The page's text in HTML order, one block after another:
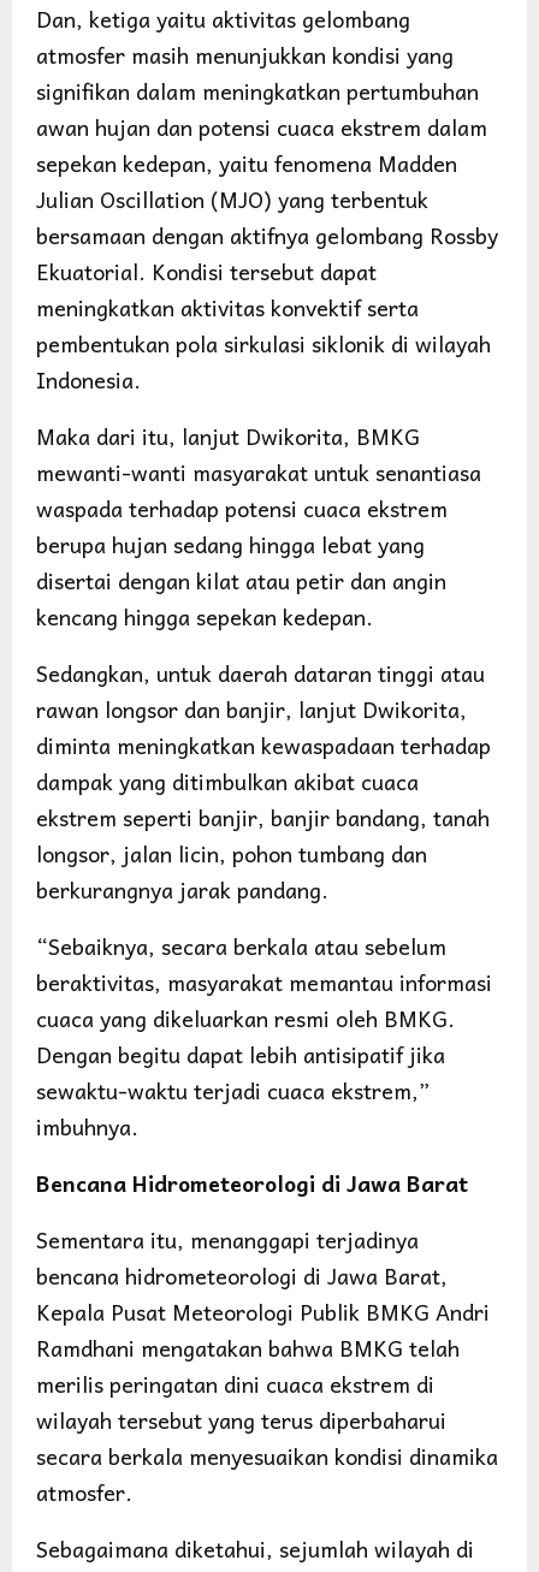
Dan, ketiga yaitu aktivitas gelombang
atmosfer masih menunjukkan kondisi yang
signifikan dalam meningkatkan pertumbuhan
awan hujan dan potensi cuaca ekstrem dalam
sepekan kedepan, yaitu fenomena Madden
Julian Oscillation (MJO) yang terbentuk
bersamaan dengan aktifnya gelombang Rossby
Ekuatorial. Kondisi tersebut dapat
meningkatkan aktivitas konvektif serta
pembentukan pola sirkulasi siklonik di wilayah
Indonesia.
Maka dari itu, lanjut Dwikorita, BMKG
mewanti-wanti masyarakat untuk senantiasa
waspada terhadap potensi cuaca ekstrem
berupa hujan sedang hingga lebat yang
disertai dengan kilat atau petir dan angin
kencang hingga sepekan kedepan.
Sedangkan, untuk daerah dataran tinggi atau
rawan longsor dan banjir, lanjut Dwikorita,
diminta meningkatkan kewaspadaan terhadap
dampak yang ditimbulkan akibat cuaca
ekstrem seperti banjir, banjir bandang, tanah
longsor, jalan licin, pohon tumbang dan
berkurangnya jarak pandang.
“Sebaiknya, secara berkala atau sebelum
beraktivitas, masyarakat memantau informasi
cuaca yang dikeluarkan resmi oleh BMKG.
Dengan begitu dapat lebih antisipatif jika
sewaktu-waktu terjadi cuaca ekstrem,”
imbuhnya.
Bencana Hidrometeorologi di Jawa Barat
Sementara itu, menanggapi terjadinya
bencana hidrometeorologi di Jawa Barat,
Kepala Pusat Meteorologi Publik BMKG Andri
Ramdhani mengatakan bahwa BMKG telah
merilis peringatan dini cuaca ekstrem di
wilayah tersebut yang terus diperbaharui
secara berkala menyesuaikan kondisi dinamika
atmosfer.
Sebagaimana diketahui, sejumlah wilayah di